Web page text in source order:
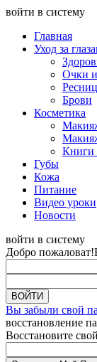
войти в систему
Главная
Уход за
Очки
Брови
Косметика
Книги
Губы
Кожа
Питание
Видео уроки
Новости
войти в систему
Добро пожаловат!
Вы забыли свой
восстановление
Восстановите